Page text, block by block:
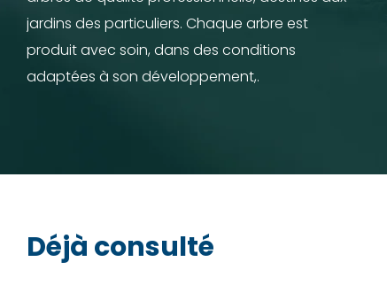
jardins des particuliers. Chaque arbre est
produit avec soin, dans des conditions
adaptées à son développement,.
Déjà consulté